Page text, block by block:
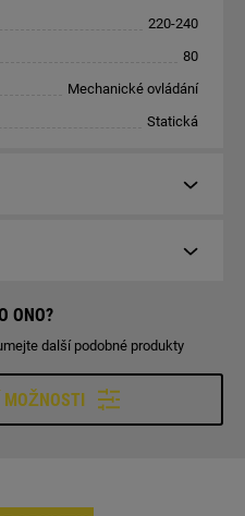
220-240
80
Mechanické ovládání
Statická
ONO?
další podobné produkty
MOŽNOSTI